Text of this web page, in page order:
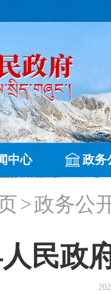
中心 政务
>政务公
民政